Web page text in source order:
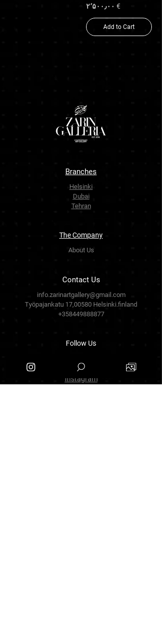
Price
€ ۲٬۵۰۰٫۰۰
Add to Cart
Branches
Helsinki
Dubai
Tehran
The Company
About Us
Contact Us
info.zarinartgallery@gmail.com
Työpajankatu 17,00580 Helsinki.finland
+358449888877
Follow Us
Threads
Instagram